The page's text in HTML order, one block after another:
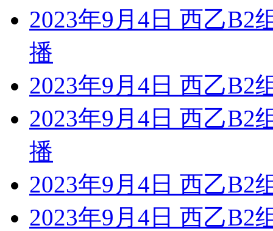
2023年9月4日 西乙B2
播
2023年9月4日 西乙B2
2023年9月4日 西乙B2
播
2023年9月4日 西乙B2
2023年9月4日 西乙B2